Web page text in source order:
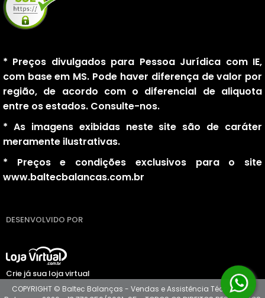
* Preços divulgados para Pessoa Jurídica com IE,
com base em MS. Pode haver diferença de valor por
região, de acordo com o diferencial de aliquota
entre os estados. Consulte-nos.
* As imagens exibidas neste site são de caráter
meramente ilustrativas.
* Preços e condições exclusivos para o site
www.baltecbalancas.com.br
DESENVOLVIDO POR
Crie já sua loja virtual
COPYRIGHT © Baltec Balanças - Vendas e Assistência Técnica em